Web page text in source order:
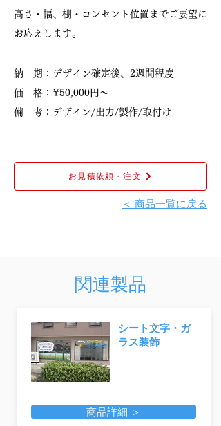
高さ・幅、棚・コンセント位置までご要望に
お応えします。
納 期：デザイン確定後、2週間程度
価 格：¥50,000円〜
備 考：デザイン/出力/製作/取付け
お見積依頼・注文
＜ 商品一覧に戻る
関連製品
シート文字・ガ
ラス装飾
商品詳細 ＞